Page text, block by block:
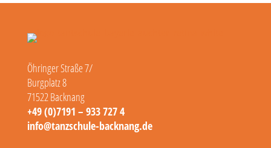
Öhringer Straße 7/
Burgplatz 8
71522 Backnang
+49 (0)7191 – 933 727 4
info@tanzschule-backnang.de